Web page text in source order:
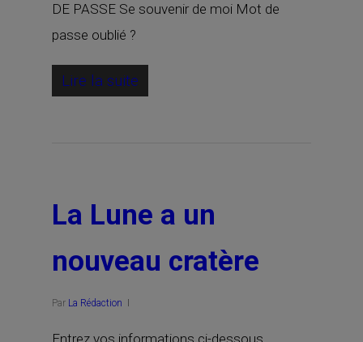
DE PASSE Se souvenir de moi Mot de
passe oublié ?
Lire la suite
La Lune a un
nouveau cratère
Par La Rédaction
Entrez vos informations ci-dessous.